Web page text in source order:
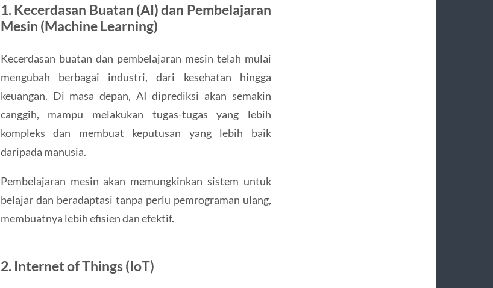
1. Kecerdasan Buatan (AI) dan Pembelajaran
Mesin (Machine Learning)
Kecerdasan buatan dan pembelajaran mesin telah mulai
mengubah berbagai industri, dari kesehatan hingga
keuangan. Di masa depan, AI diprediksi akan semakin
canggih, mampu melakukan tugas-tugas yang lebih
kompleks dan membuat keputusan yang lebih baik
daripada manusia.
Pembelajaran mesin akan memungkinkan sistem untuk
belajar dan beradaptasi tanpa perlu pemrograman ulang,
membuatnya lebih efisien dan efektif.
2. Internet of Things (IoT)